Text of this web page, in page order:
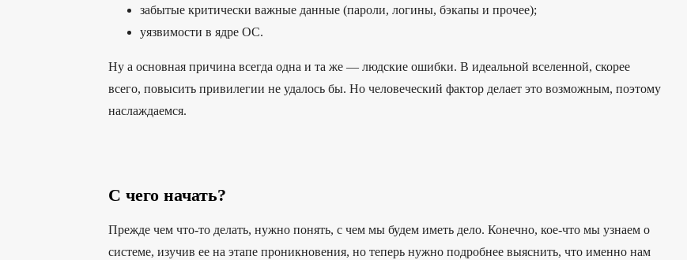
забытые критически важные данные (пароли, логины, бэкапы и прочее);
уязвимости в ядре ОС.
Ну а основная причина всегда одна и та же — людские ошибки. В идеальной вселенной, скорее
всего, повысить привилегии не удалось бы. Но человеческий фактор делает это возможным, поэтому
наслаждаемся.
С чего начать?
Прежде чем что-то делать, нужно понять, с чем мы будем иметь дело. Конечно, кое-что мы узнаем о
системе, изучив ее на этапе проникновения, но теперь нужно подробнее выяснить, что именно нам